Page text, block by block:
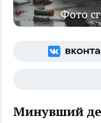
Фото
Минувший